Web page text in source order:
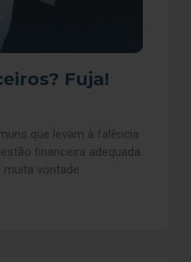
Fuja!
que levam à falência
financeira adequada.
muita vontade